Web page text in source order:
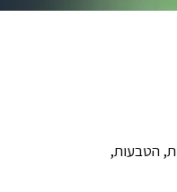
הטבעות,